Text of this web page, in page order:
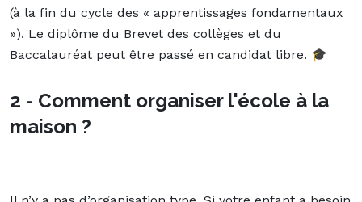
(à la fin du cycle des « apprentissages fondamentaux
»). Le diplôme du Brevet des collèges et du
Baccalauréat peut être passé en candidat libre. 🎓
2 - Comment organiser l'école à la
maison ?